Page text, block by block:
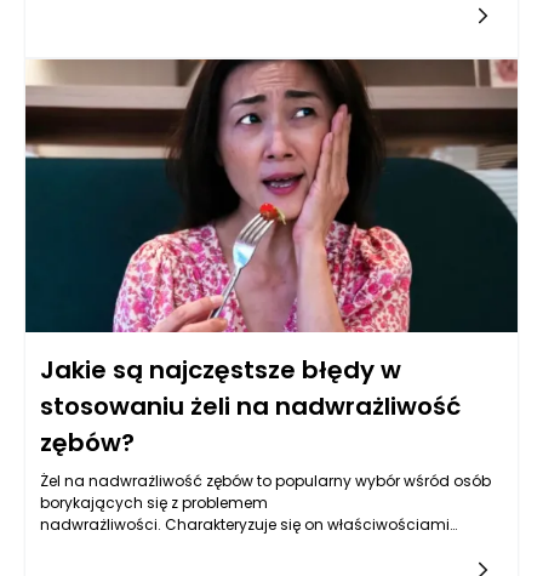
aby rodzice i opiekunowie odpowiednio wspierali swoje dzieci
okazać się nieoceniona. Psycholog dziecięcy dysponuje
wiedzą i umiejętnościami, które pozwalają mu zrozumieć, jak
radzić sobie z emocjami i wyzwaniami, które mogą pojawić
się podczas adaptacji do szkoły. Warto zatem przyjrzeć się, w
jaki sposób taka współpraca może wyglądać i jakie korzyści
może przynieść.
Jakie są najczęstsze błędy w
stosowaniu żeli na nadwrażliwość
zębów?
Żel na nadwrażliwość zębów to popularny wybór wśród osób
borykających się z problemem
nadwrażliwości. Charakteryzuje się on właściwościami